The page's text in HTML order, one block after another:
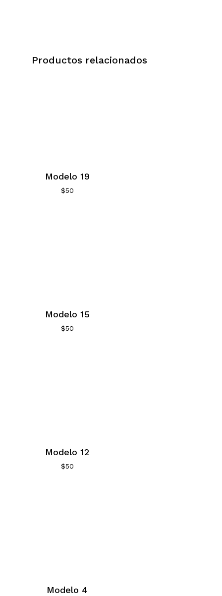
Productos relacionados
Modelo 19
$50
Modelo 15
$50
Modelo 12
$50
Modelo 4